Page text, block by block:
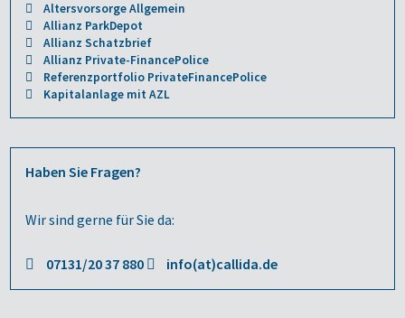
Altersvorsorge Allgemein
Allianz ParkDepot
Allianz Schatzbrief
Allianz Private-FinancePolice
Referenzportfolio PrivateFinancePolice
Kapitalanlage mit AZL
Haben Sie Fragen?
Wir sind gerne für Sie da:
07131/20 37 880 info(at)callida.de